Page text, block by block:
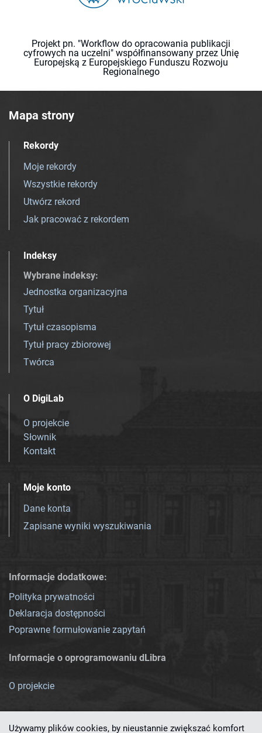
Projekt pn. "Workflow do opracowania publikacji
cyfrowych na uczelni" współfinansowany przez Unię
Europejską z Europejskiego Funduszu Rozwoju
Regionalnego
Mapa strony
Rekordy
Moje rekordy
Wszystkie rekordy
Utwórz rekord
Jak pracować z rekordem
Indeksy
Wybrane indeksy:
Jednostka organizacyjna
Tytuł
Tytuł czasopisma
Tytuł pracy zbiorowej
Twórca
O DigiLab
O projekcie
Słownik
Kontakt
Moje konto
Dane konta
Zapisane wyniki wyszukiwania
Informacje dodatkowe:
Polityka prywatności
Deklaracja dostępności
Poprawne formułowanie zapytań
Informacje o oprogramowaniu dLibra
O projekcie
Używamy plików cookies, by nieustannie zwiększać komfort